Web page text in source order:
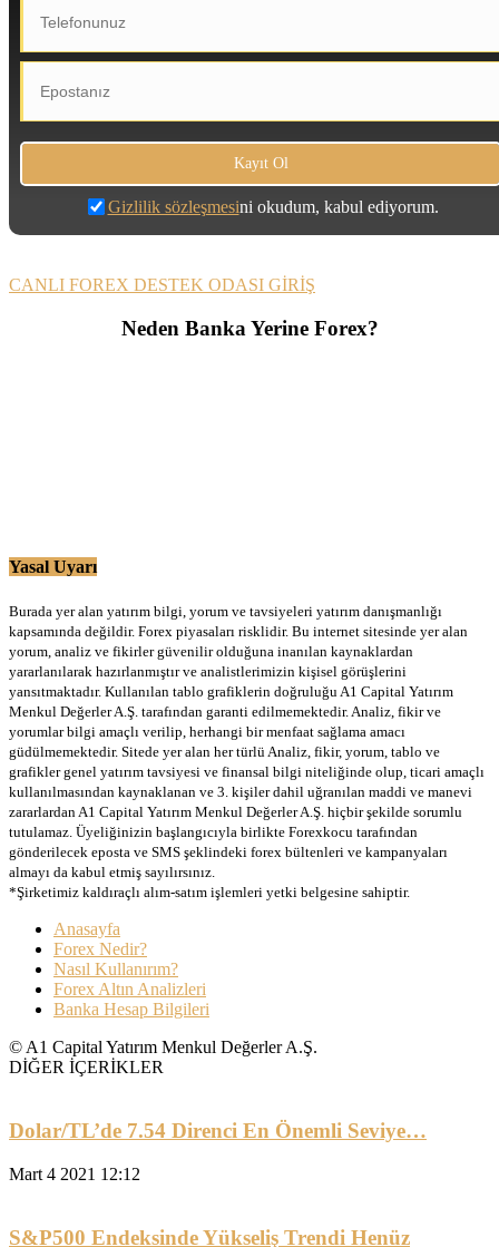
Gizlilik sözleşmesini okudum, kabul ediyorum.
CANLI FOREX DESTEK ODASI GİRİŞ
Neden Banka Yerine Forex?
Yasal Uyarı
Burada yer alan yatırım bilgi, yorum ve tavsiyeleri yatırım danışmanlığı
kapsamında değildir. Forex piyasaları risklidir. Bu internet sitesinde yer alan
yorum, analiz ve fikirler güvenilir olduğuna inanılan kaynaklardan
yararlanılarak hazırlanmıştır ve analistlerimizin kişisel görüşlerini
yansıtmaktadır. Kullanılan tablo grafiklerin doğruluğu A1 Capital Yatırım
Menkul Değerler A.Ş. tarafından garanti edilmemektedir. Analiz, fikir ve
yorumlar bilgi amaçlı verilip, herhangi bir menfaat sağlama amacı
güdülmemektedir. Sitede yer alan her türlü Analiz, fikir, yorum, tablo ve
grafikler genel yatırım tavsiyesi ve finansal bilgi niteliğinde olup, ticari amaçlı
kullanılmasından kaynaklanan ve 3. kişiler dahil uğranılan maddi ve manevi
zararlardan A1 Capital Yatırım Menkul Değerler A.Ş. hiçbir şekilde sorumlu
tutulamaz. Üyeliğinizin başlangıcıyla birlikte Forexkocu tarafından
gönderilecek eposta ve SMS şeklindeki forex bültenleri ve kampanyaları
almayı da kabul etmiş sayılırsınız.
*Şirketimiz kaldıraçlı alım-satım işlemleri yetki belgesine sahiptir.
Anasayfa
Forex Nedir?
Nasıl Kullanırım?
Forex Altın Analizleri
Banka Hesap Bilgileri
© A1 Capital Yatırım Menkul Değerler A.Ş.
DİĞER İÇERİKLER
Dolar/TL’de 7.54 Direnci En Önemli Seviye…
Mart 4 2021 12:12
S&P500 Endeksinde Yükseliş Trendi Henüz